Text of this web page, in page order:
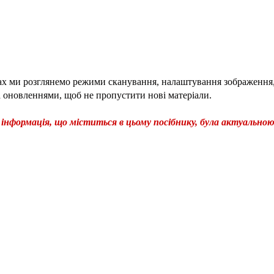
ми розглянемо режими сканування, налаштування
оновленнями, щоб не пропустити нові матеріали.
що міститься в цьому посібнику, була